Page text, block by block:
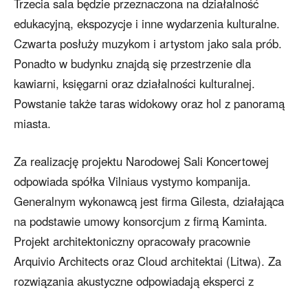
Trzecia sala będzie przeznaczona na działalność
edukacyjną, ekspozycje i inne wydarzenia kulturalne.
Czwarta posłuży muzykom i artystom jako sala prób.
Ponadto w budynku znajdą się przestrzenie dla
kawiarni, księgarni oraz działalności kulturalnej.
Powstanie także taras widokowy oraz hol z panoramą
miasta.
Za realizację projektu Narodowej Sali Koncertowej
odpowiada spółka Vilniaus vystymo kompanija.
Generalnym wykonawcą jest firma Gilesta, działająca
na podstawie umowy konsorcjum z firmą Kaminta.
Projekt architektoniczny opracowały pracownie
Arquivio Architects oraz Cloud architektai (Litwa). Za
rozwiązania akustyczne odpowiadają eksperci z